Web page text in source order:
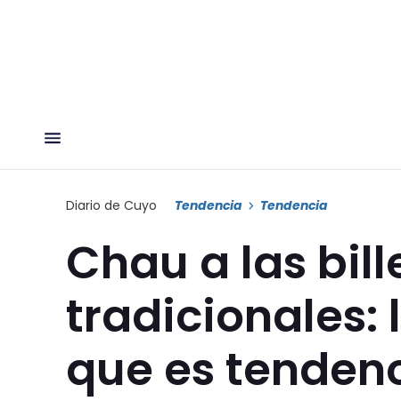
Diario de Cuyo Tendencia Tendencia
Chau a las
tradicionales:
que es